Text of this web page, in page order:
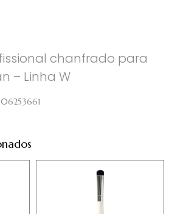
chanfrado para
– Linha W